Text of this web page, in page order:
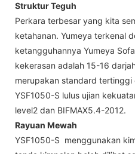
Struktur Teguh
Perkara terbesar yang kita
ketahanan. Yumeya terkenal
ketangguhannya Yumeya
kekerasan adalah 15-16
merupakan standard tertinggi
YSF1050-S lulus ujian
level2 dan BIFMAX5.4-2012.
Rayuan Mewah
YSF1050-S menggunakan